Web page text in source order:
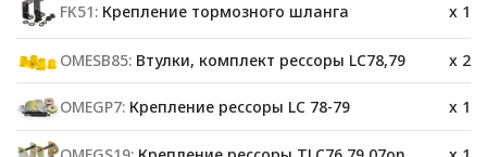
FK51: Крепление тормозного шланга x 1
OMESB85: Втулки, комплект рессоры LC78,79 x 2
OMEGP7: Крепление рессоры LC 78-79 x 1